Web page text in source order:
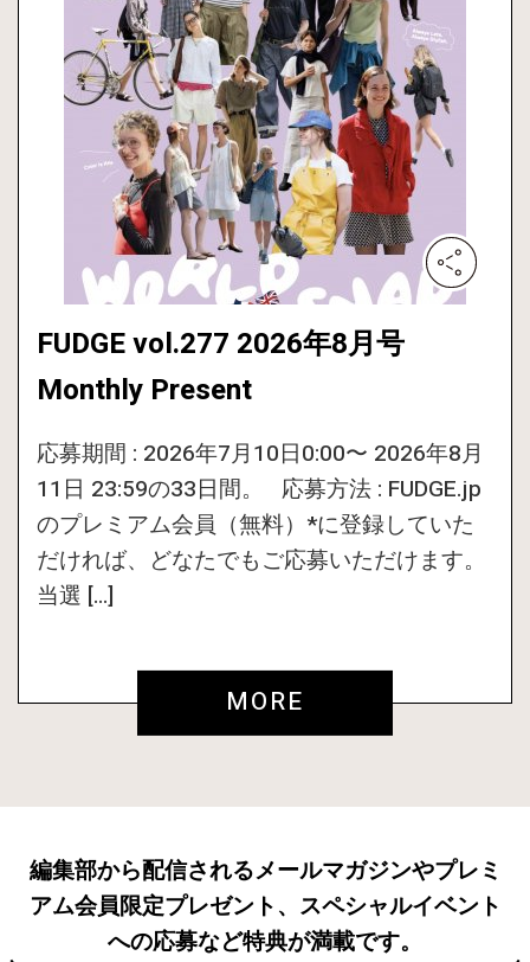
FUDGE vol.277 2026年8月号
Monthly Present
応募期間 : 2026年7月10日0:00〜 2026年8月
11日 23:59の33日間。 応募方法 : FUDGE.jp
のプレミアム会員（無料）*に登録していた
だければ、どなたでもご応募いただけます。
当選 […]
MORE
編集部から配信されるメールマガジンやプレミ
アム会員限定プレゼント、スペシャルイベント
への応募など特典が満載です。